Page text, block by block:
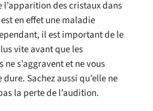
l’apparition des cristaux dans
en effet une maladie
il est important de le
vite avant que les
ne s’aggravent et ne vous
dure. Sachez aussi qu’elle ne
la perte de l’audition.